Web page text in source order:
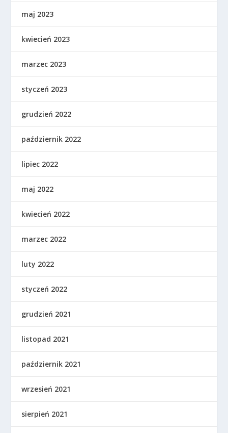
maj 2023
kwiecień 2023
marzec 2023
styczeń 2023
grudzień 2022
październik 2022
lipiec 2022
maj 2022
kwiecień 2022
marzec 2022
luty 2022
styczeń 2022
grudzień 2021
listopad 2021
październik 2021
wrzesień 2021
sierpień 2021